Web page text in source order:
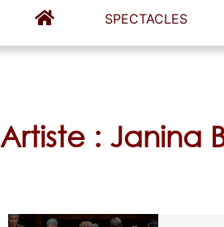
SPECTACLES
Artiste : Janina